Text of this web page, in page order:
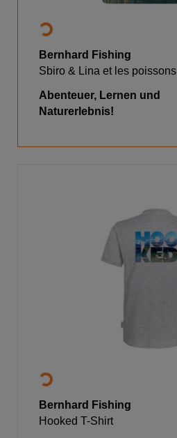
Bernhard Fishing
Sbiro & Lina et les poissons
Abenteuer, Lernen und
Naturerlebnis!
Bernhard Fishing
Hooked T-Shirt